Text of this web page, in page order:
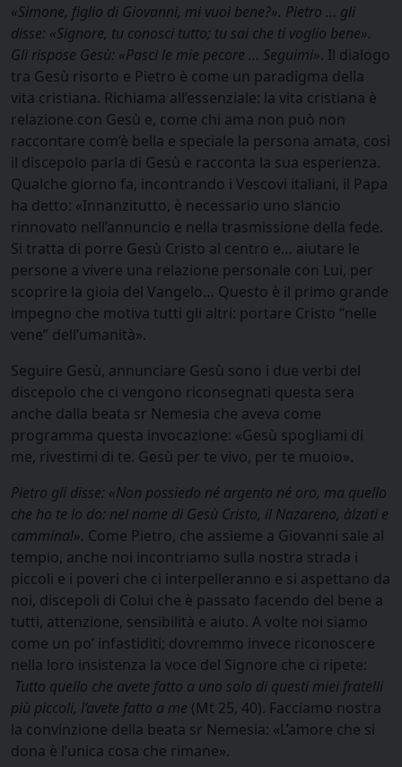
«Simone, figlio di Giovanni, mi vuoi bene?». Pietro … gli
disse: «Signore, tu conosci tutto; tu sai che ti voglio bene».
Gli rispose Gesù: «Pasci le mie pecore … Seguimi». Il dialogo
tra Gesù risorto e Pietro è come un paradigma della
vita cristiana. Richiama all’essenziale: la vita cristiana è
relazione con Gesù e, come chi ama non può non
raccontare com’è bella e speciale la persona amata, così
il discepolo parla di Gesù e racconta la sua esperienza.
Qualche giorno fa, incontrando i Vescovi italiani, il Papa
ha detto: «Innanzitutto, è necessario uno slancio
rinnovato nell’annuncio e nella trasmissione della fede.
Si tratta di porre Gesù Cristo al centro e… aiutare le
persone a vivere una relazione personale con Lui, per
scoprire la gioia del Vangelo… Questo è il primo grande
impegno che motiva tutti gli altri: portare Cristo “nelle
vene” dell’umanità».
Seguire Gesù, annunciare Gesù sono i due verbi del
discepolo che ci vengono riconsegnati questa sera
anche dalla beata sr Nemesia che aveva come
programma questa invocazione: «Gesù spogliami di
me, rivestimi di te. Gesù per te vivo, per te muoio».
Pietro gli disse: «Non possiedo né argento né oro, ma quello
che ho te lo do: nel nome di Gesù Cristo, il Nazareno, àlzati e
cammina!». Come Pietro, che assieme a Giovanni sale al
tempio, anche noi incontriamo sulla nostra strada i
piccoli e i poveri che ci interpelleranno e si aspettano da
noi, discepoli di Colui che è passato facendo del bene a
tutti, attenzione, sensibilità e aiuto. A volte noi siamo
come un po’ infastiditi; dovremmo invece riconoscere
nella loro insistenza la voce del Signore che ci ripete:
Tutto quello che avete fatto a uno solo di questi miei fratelli
più piccoli, l’avete fatto a me (Mt 25, 40). Facciamo nostra
la convinzione della beata sr Nemesia: «L’amore che si
dona è l’unica cosa che rimane».